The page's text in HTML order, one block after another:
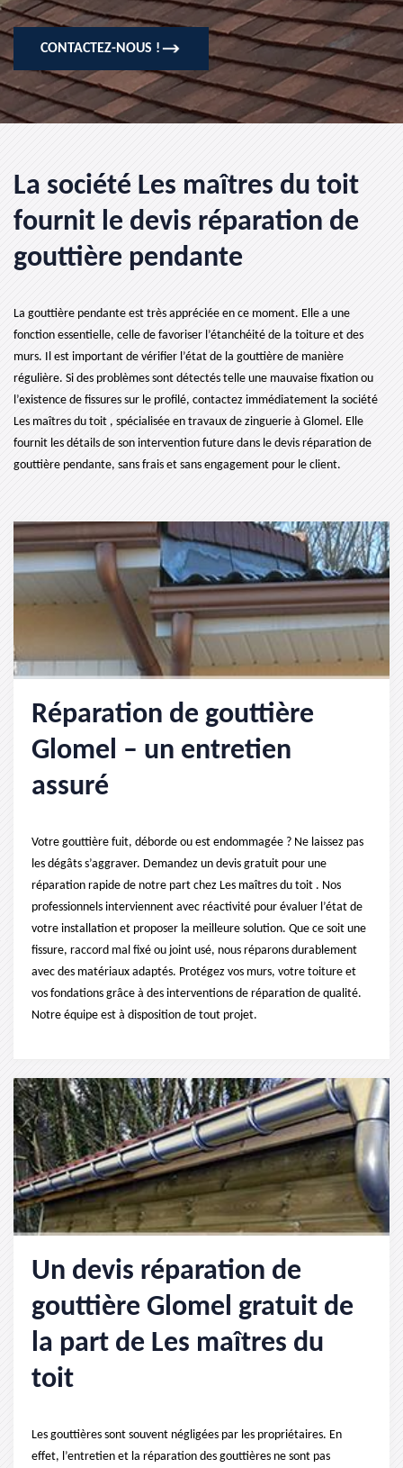
CONTACTEZ-NOUS !
La société Les maîtres du toit
fournit le devis réparation de
gouttière pendante
La gouttière pendante est très appréciée en ce moment. Elle a une
fonction essentielle, celle de favoriser l’étanchéité de la toiture et des
murs. Il est important de vérifier l’état de la gouttière de manière
régulière. Si des problèmes sont détectés telle une mauvaise fixation ou
l’existence de fissures sur le profilé, contactez immédiatement la société
Les maîtres du toit , spécialisée en travaux de zinguerie à Glomel. Elle
fournit les détails de son intervention future dans le devis réparation de
gouttière pendante, sans frais et sans engagement pour le client.
Réparation de gouttière
Glomel – un entretien
assuré
Votre gouttière fuit, déborde ou est endommagée ? Ne laissez pas
les dégâts s’aggraver. Demandez un devis gratuit pour une
réparation rapide de notre part chez Les maîtres du toit . Nos
professionnels interviennent avec réactivité pour évaluer l’état de
votre installation et proposer la meilleure solution. Que ce soit une
fissure, raccord mal fixé ou joint usé, nous réparons durablement
avec des matériaux adaptés. Protégez vos murs, votre toiture et
vos fondations grâce à des interventions de réparation de qualité.
Notre équipe est à disposition de tout projet.
Un devis réparation de
gouttière Glomel gratuit de
la part de Les maîtres du
toit
Les gouttières sont souvent négligées par les propriétaires. En
effet, l’entretien et la réparation des gouttières ne sont pas